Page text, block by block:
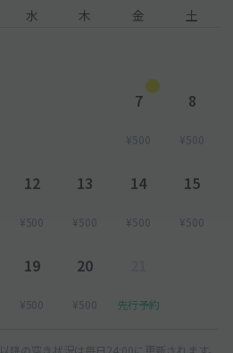
水 木 金 土
7
¥500
8
¥500
12
¥500
13
¥500
14
¥500
15
¥500
19
¥500
20
¥500 先行予約
以降の空き状況は毎日24:00に更新されます。